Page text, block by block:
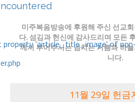
property 'airticle_title_image' of
미주복음방송에 후원해 주신 선교
다. 섬김과 헌신에 감사드리며 모든
께서 부어주시는 넘치는 기쁨과 하
니다.
11월 29일 헌금